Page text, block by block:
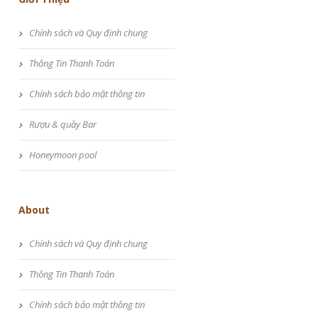
Chính sách và Quy định chung
Thông Tin Thanh Toán
Chính sách bảo mật thông tin
Rượu & quầy Bar
Honeymoon pool
About
Chính sách và Quy định chung
Thông Tin Thanh Toán
Chính sách bảo mật thông tin